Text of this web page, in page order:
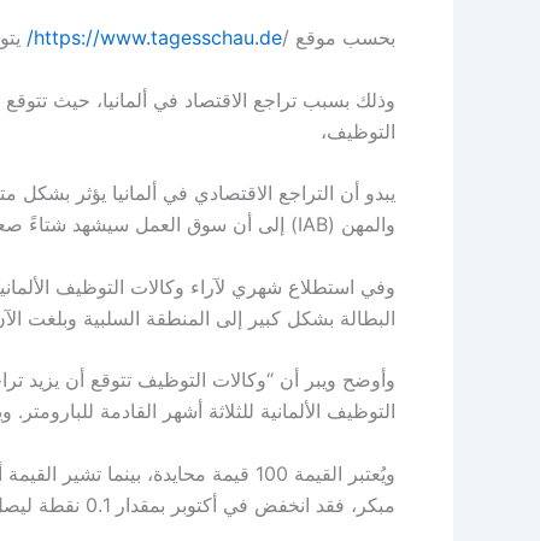
بحسب موقع /https://www.tagesschau.de/
وذلك بسبب تراجع الاقتصاد في ألمانيا، حيث
التوظيف،
يبدو أن التراجع الاقتصادي في ألمانيا يؤثر
والمهن (IAB) إلى أن سوق العمل سيشهد شتاءً صعبًا.
وفي استطلاع شهري لآراء وكالات التوظيف
البطالة بشكل كبير إلى المنطقة السلبية وبلغت الآن 96.4 نقطة بعد انخفاض بمقدار 0.7
وأوضح ويبر أن “وكالات التوظيف تتوقع أن يزيد
التوظيف الألمانية للثلاثة أشهر القادمة
مبكر، فقد انخفض في أكتوبر بمقدار 0.1 نقطة ليصل إلى 102.6 نقطة.